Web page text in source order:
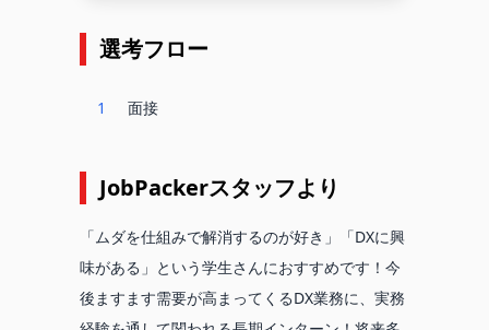
選考フロー
1 面接
JobPackerスタッフより
「ムダを仕組みで解消するのが好き」「DXに興
味がある」という学生さんにおすすめです！今
後ますます需要が高まってくるDX業務に、実務